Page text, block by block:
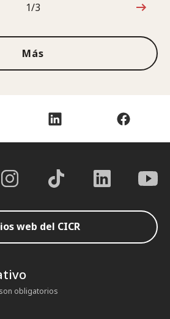
1de3
1/3
Más
web del CICR
obligatorios